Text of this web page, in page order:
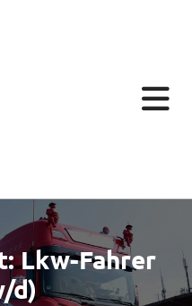
Lkw-Fahrer
d)